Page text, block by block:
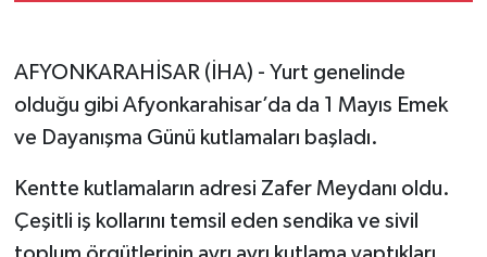
AFYONKARAHİSAR (İHA) - Yurt genelinde
olduğu gibi Afyonkarahisar’da da 1 Mayıs Emek
ve Dayanışma Günü kutlamaları başladı.
Kentte kutlamaların adresi Zafer Meydanı oldu.
Çeşitli iş kollarını temsil eden sendika ve sivil